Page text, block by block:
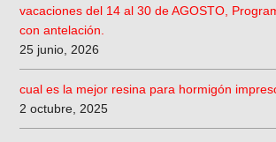
vacaciones del 14 al 30 de AGOSTO,
con antelación.
25 junio, 2026
cual es la mejor resina para hormigón
2 octubre, 2025